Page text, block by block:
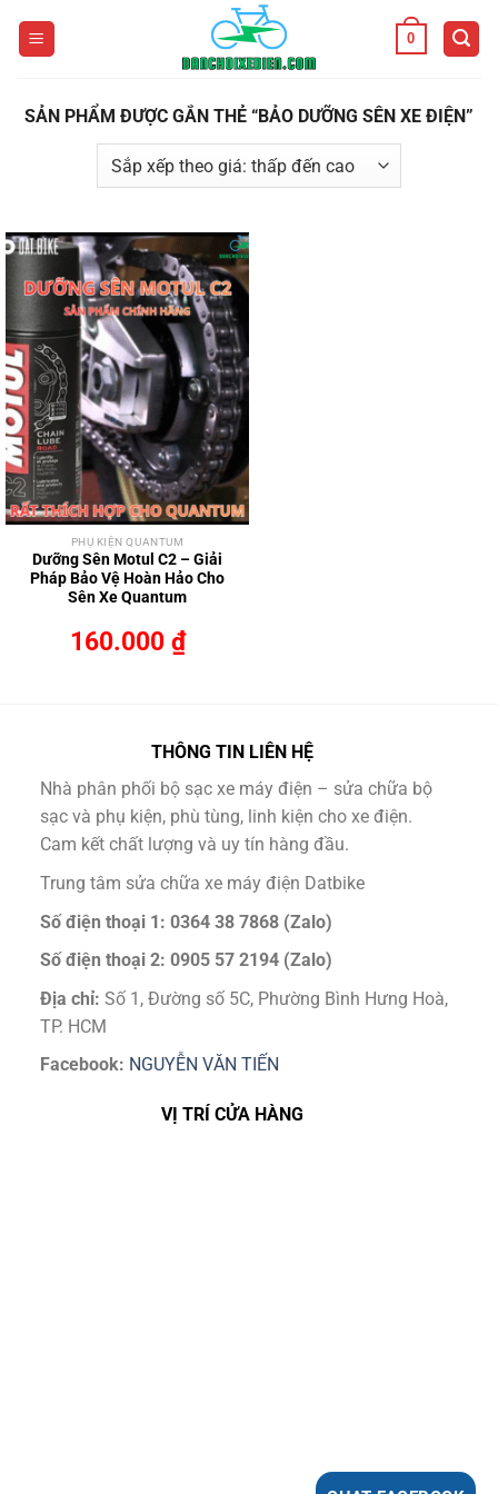
0
SẢN PHẨM ĐƯỢC GẮN THẺ “BẢO DƯỠNG SÊN XE ĐIỆN”
PHỤ KIỆN QUANTUM
Dưỡng Sên Motul C2 – Giải
Pháp Bảo Vệ Hoàn Hảo Cho
Sên Xe Quantum
160.000 ₫
THÔNG TIN LIÊN HỆ
Nhà phân phối bộ sạc xe máy điện – sửa chữa bộ
sạc và phụ kiện, phù tùng, linh kiện cho xe điện.
Cam kết chất lượng và uy tín hàng đầu.
Trung tâm sửa chữa xe máy điện Datbike
Số điện thoại 1: 0364 38 7868 (Zalo)
Số điện thoại 2: 0905 57 2194 (Zalo)
Địa chỉ: Số 1, Đường số 5C, Phường Bình Hưng Hoà,
TP. HCM
Facebook: NGUYỄN VĂN TIẾN
VỊ TRÍ CỬA HÀNG